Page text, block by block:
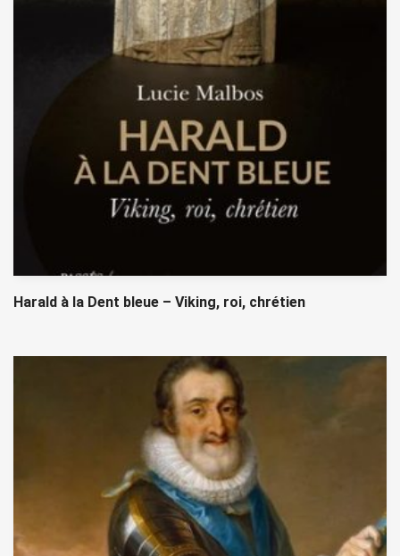
Harald à la Dent bleue – Viking, roi, chrétien